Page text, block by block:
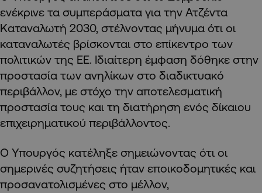
ενέκρινε τα συμπεράσματα για την Ατζέντα
Καταναλωτή 2030, στέλνοντας μήνυμα ότι οι
καταναλωτές βρίσκονται στο επίκεντρο των
πολιτικών της ΕΕ. Ιδιαίτερη έμφαση δόθηκε στην
προστασία των ανηλίκων στο διαδικτυακό
περιβάλλον, με στόχο την αποτελεσματική
προστασία τους και τη διατήρηση ενός δίκαιου
επιχειρηματικού περιβάλλοντος.
Ο Υπουργός κατέληξε σημειώνοντας ότι οι
σημερινές συζητήσεις ήταν εποικοδομητικές και
προσανατολισμένες στο μέλλον,